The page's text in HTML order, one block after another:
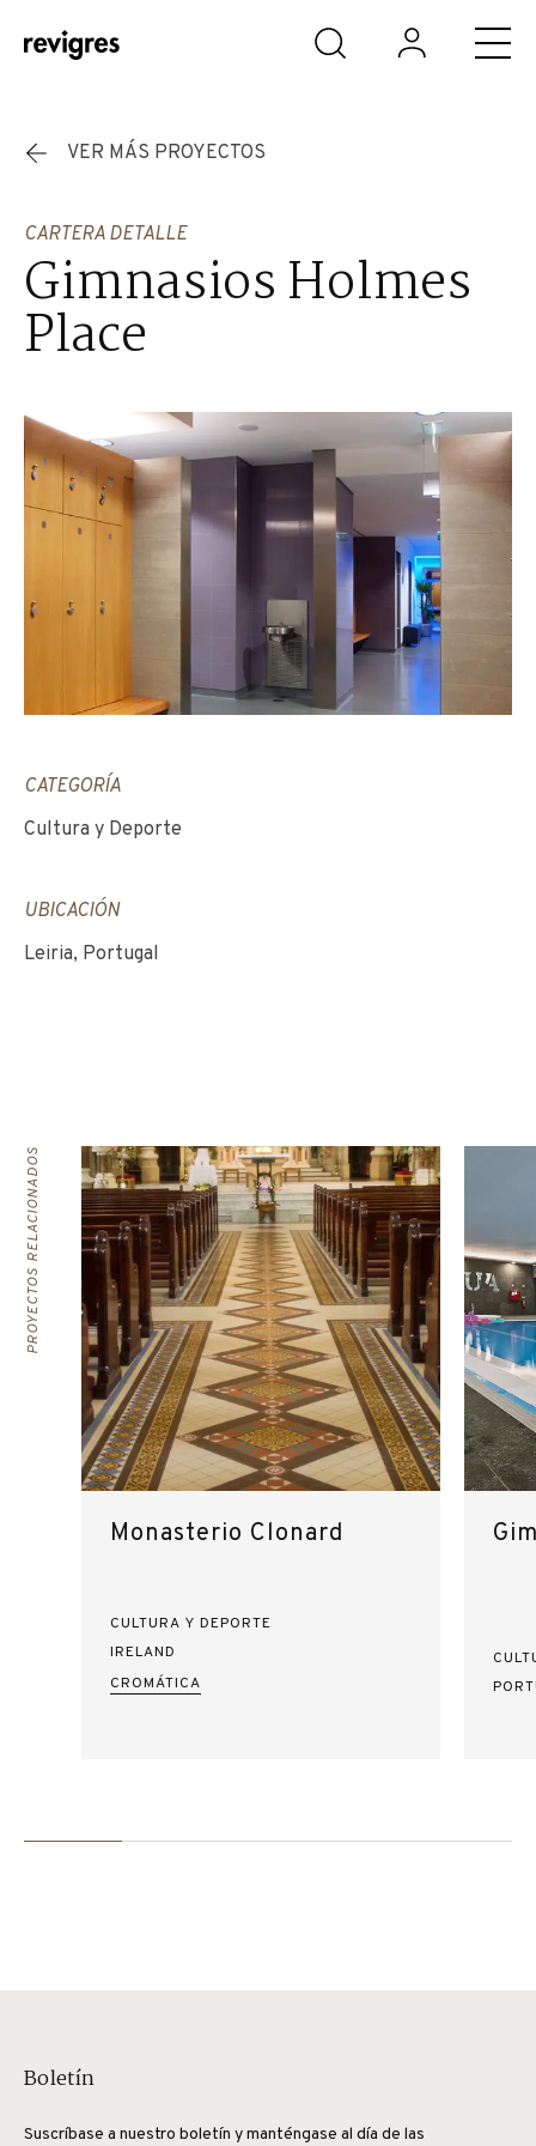
Saltar al contenido principal
VER MÁS PROYECTOS
CARTERA DETALLE
Gimnasios Holmes
Place
CATEGORÍA
Cultura y Deporte
UBICACIÓN
Leiria, Portugal
PROYECTOS RELACIONADOS
Monasterio Clonard
CULTURA Y DEPORTE
IRELAND
CROMÁTICA
Boletín
Suscríbase a nuestro boletín y manténgase al día de las